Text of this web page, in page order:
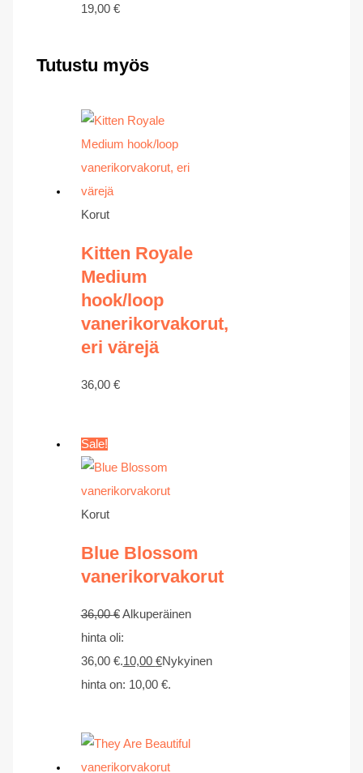
19,00 €
Tutustu myös
Korut
Kitten Royale
Medium
hook/loop
vanerikorvakorut,
eri värejä
36,00 €
Sale!
Korut
Blue Blossom
vanerikorvakorut
36,00€ Alkuperäinen
hinta oli:
36,00 €.10,00 €Nykyinen
hinta on: 10,00 €.